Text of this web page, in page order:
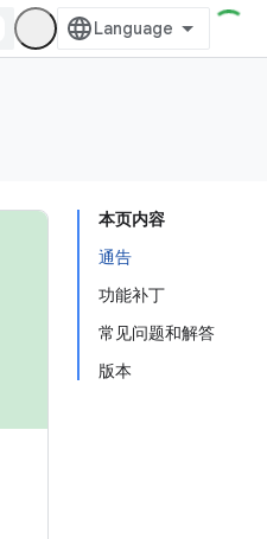
本页内容
通告
功能补丁
常见问题和解答
版本